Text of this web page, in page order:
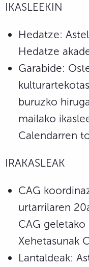
IKASLEEKIN
Hedatze:
Hedatze
Garabide:
buruzko
mailako
Calendarren
IRAKASLEAK
CAG
urtarrilaren
CAG geletako
Xehetasunak
Lantaldeak: